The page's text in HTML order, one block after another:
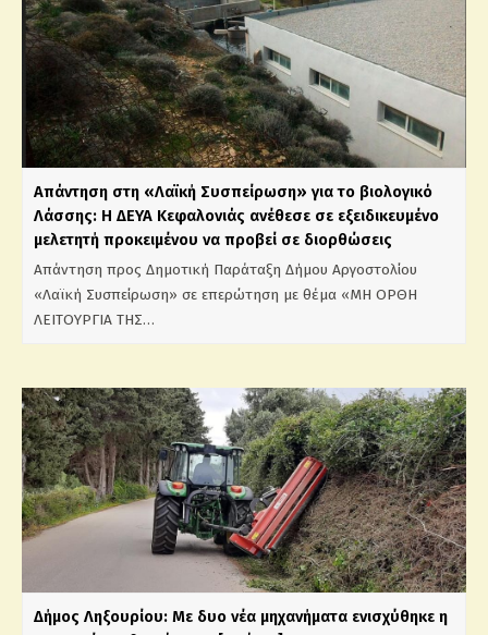
Απάντηση στη «Λαϊκή Συσπείρωση» για το βιολογικό
Λάσσης: Η ΔΕΥΑ Κεφαλονιάς ανέθεσε σε εξειδικευμένο
μελετητή προκειμένου να προβεί σε διορθώσεις
Απάντηση προς Δημοτική Παράταξη Δήμου Αργοστολίου
«Λαϊκή Συσπείρωση» σε επερώτηση με θέμα «ΜΗ ΟΡΘΗ
ΛΕΙΤΟΥΡΓΙΑ ΤΗΣ…
Δήμος Ληξουρίου: Με δυο νέα μηχανήματα ενισχύθηκε η